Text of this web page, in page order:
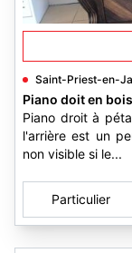
Saint-Priest-en-
Piano doit en
Piano droit à
l'arrière est un
non visible si le...
Particulier